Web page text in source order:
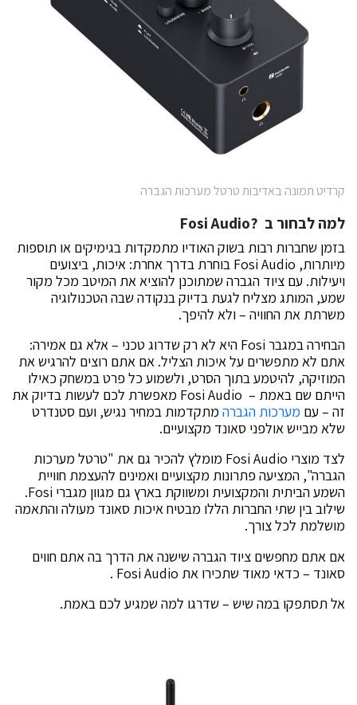
קרדיט תמונה באדיבות טרטל מערכות הגברה
למה לבחור ב ?Fosi Audio
בזמן שחברות רבות בשוק האודיו מתמקדות בגימיקים או תוספות
מיותרות, Fosi Audio בוחרת בדרך אחרת: איכות, ביצועים
ויעילות. עם ציוד הגברה שמתוכנן להוציא את המיטב מכל מקור
שמע, המותג מצליח לגעת בדיוק בנקודה שבה הטכנולוגיה
משרתת את החוויה – ולא להיפך.
הבחירה במגבר Fosi היא לא רק שדרוג טכני – אלא גם אמירה:
אתם לא מתפשרים על איכות הצליל. אם אתם רוצים להרגיש את
המוזיקה, להיטמע בתוך הסרט, ולשמוע כל פרט במשחק כאילו
הייתם שם באמת – Fosi Audio מאפשרת לכם לעשות בדיוק את
זה – עם מערכות הגברה מתקדמות במחיר נגיש, ועם סטנדרט
שלא מבייש אולפני סאונד מקצועיים.
לצד מוצרי Fosi Audio מומלץ להכיר גם את "טרטל מערכות
הגברה", המציעה פתרונות מקצועיים ואמינים להעצמת חוויית
השמע הביתית והמקצועית ומשווקת בארץ גם מגוון מגברי Fosi.
שילוב בין שתי החברות הללו מבטיח איכות סאונד מעולה והתאמה
מושלמת לכל צורך.
אם אתם מחפשים ציוד הגברה שישנה את הדרך בה אתם חווים
סאונד – כדאי מאוד שתכירו את Fosi Audio .
אל תסתפקו במה שיש – שדרגו למה שמגיע לכם באמת.